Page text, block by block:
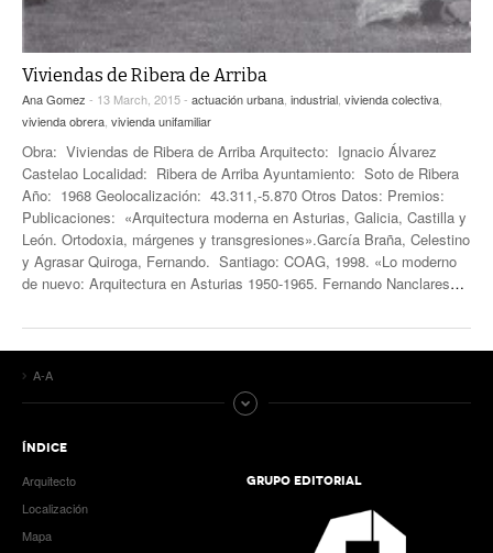
Viviendas de Ribera de Arriba
Ana Gomez - 13 March, 2015 - actuación urbana industrial vivienda colectiva
vivienda obrera vivienda unifamiliar
Obra: Viviendas de Ribera de Arriba Arquitecto: Ignacio Álvarez
Castelao Localidad: Ribera de Arriba Ayuntamiento: Soto de Ribera
Año: 1968 Geolocalización: 43.311,-5.870 Otros Datos: Premios:
Publicaciones: «Arquitectura moderna en Asturias, Galicia, Castilla y
León. Ortodoxia, márgenes y transgresiones».García Braña, Celestino
y Agrasar Quiroga, Fernando. Santiago: COAG, 1998. «Lo moderno
de nuevo: Arquitectura en Asturias 1950-1965. Fernando Nanclares…
A-A
ÍNDICE
Arquitecto
Localización
Mapa
GRUPO EDITORIAL